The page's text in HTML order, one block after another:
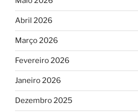
Abril 2026
Março 2026
Fevereiro 2026
Janeiro 2026
Dezembro 2025